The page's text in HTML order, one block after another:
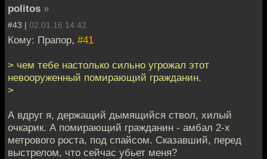
politos »
#43 | 02.01.16 14:42
Кому: Прапор, #41
> чем тебе настолько сильно угрожал этот
невооруженный помирающий гражданин.
>
А вдруг я, держащий дымящийся ствол, хилый
очкарик. А помирающий гражданин - амбал 2-х
метрового роста, под спайсом. Сказавший, перед
выстрелом, что сейчас убьет меня?